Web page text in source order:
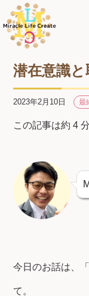
潜在意識
2023年2月10日 最
この記事は約 4
今日のお話は、
て。